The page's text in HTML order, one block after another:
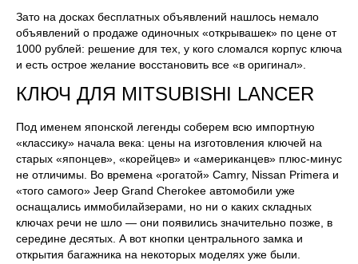
Зато на досках бесплатных объявлений нашлось немало
объявлений о продаже одиночных «открывашек» по цене от
1000 рублей: решение для тех, у кого сломался корпус ключа
и есть острое желание восстановить все «в оригинал».
КЛЮЧ ДЛЯ MITSUBISHI LANCER
Под именем японской легенды соберем всю импортную
«классику» начала века: цены на изготовления ключей на
старых «японцев», «корейцев» и «американцев» плюс-минус
не отличимы. Во времена «рогатой» Camry, Nissan Primera и
«того самого» Jeep Grand Cherokee автомобили уже
оснащались иммобилайзерами, но ни о каких складных
ключах речи не шло — они появились значительно позже, в
середине десятых. А вот кнопки центрального замка и
открытия багажника на некоторых моделях уже были.